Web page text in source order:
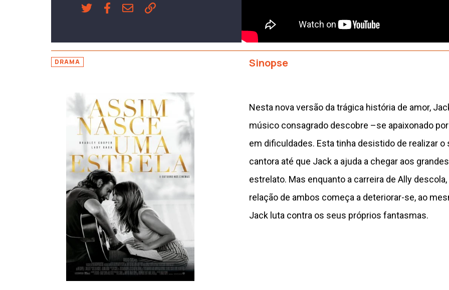
DRAMA Sinopse
Nesta nova versão da trágica história de amor,
músico consagrado descobre –se apaixonado
em dificuldades. Esta tinha desistido de realizar o
cantora até que Jack a ajuda a chegar aos
estrelato. Mas enquanto a carreira de Ally
relação de ambos começa a deteriorar-se, ao
Jack luta contra os seus próprios fantasmas.